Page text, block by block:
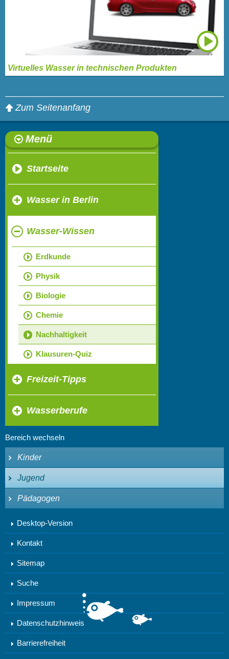
Virtuelles Wasser in technischen Produkten
Zum Seitenanfang
Menü
Startseite
Wasser in Berlin
Wasser-Wissen
Erdkunde
Physik
Biologie
Chemie
Nachhaltigkeit
Klausuren-Quiz
Freizeit-Tipps
Wasserberufe
Bereich wechseln
Kinder
Jugend
Pädagogen
Desktop-Version
Kontakt
Sitemap
Suche
Impressum
Datenschutzhinweis
Barrierefreiheit